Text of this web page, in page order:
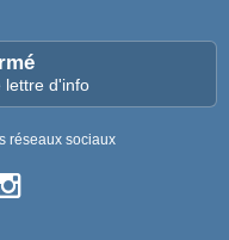
lettre d'info
réseaux sociaux